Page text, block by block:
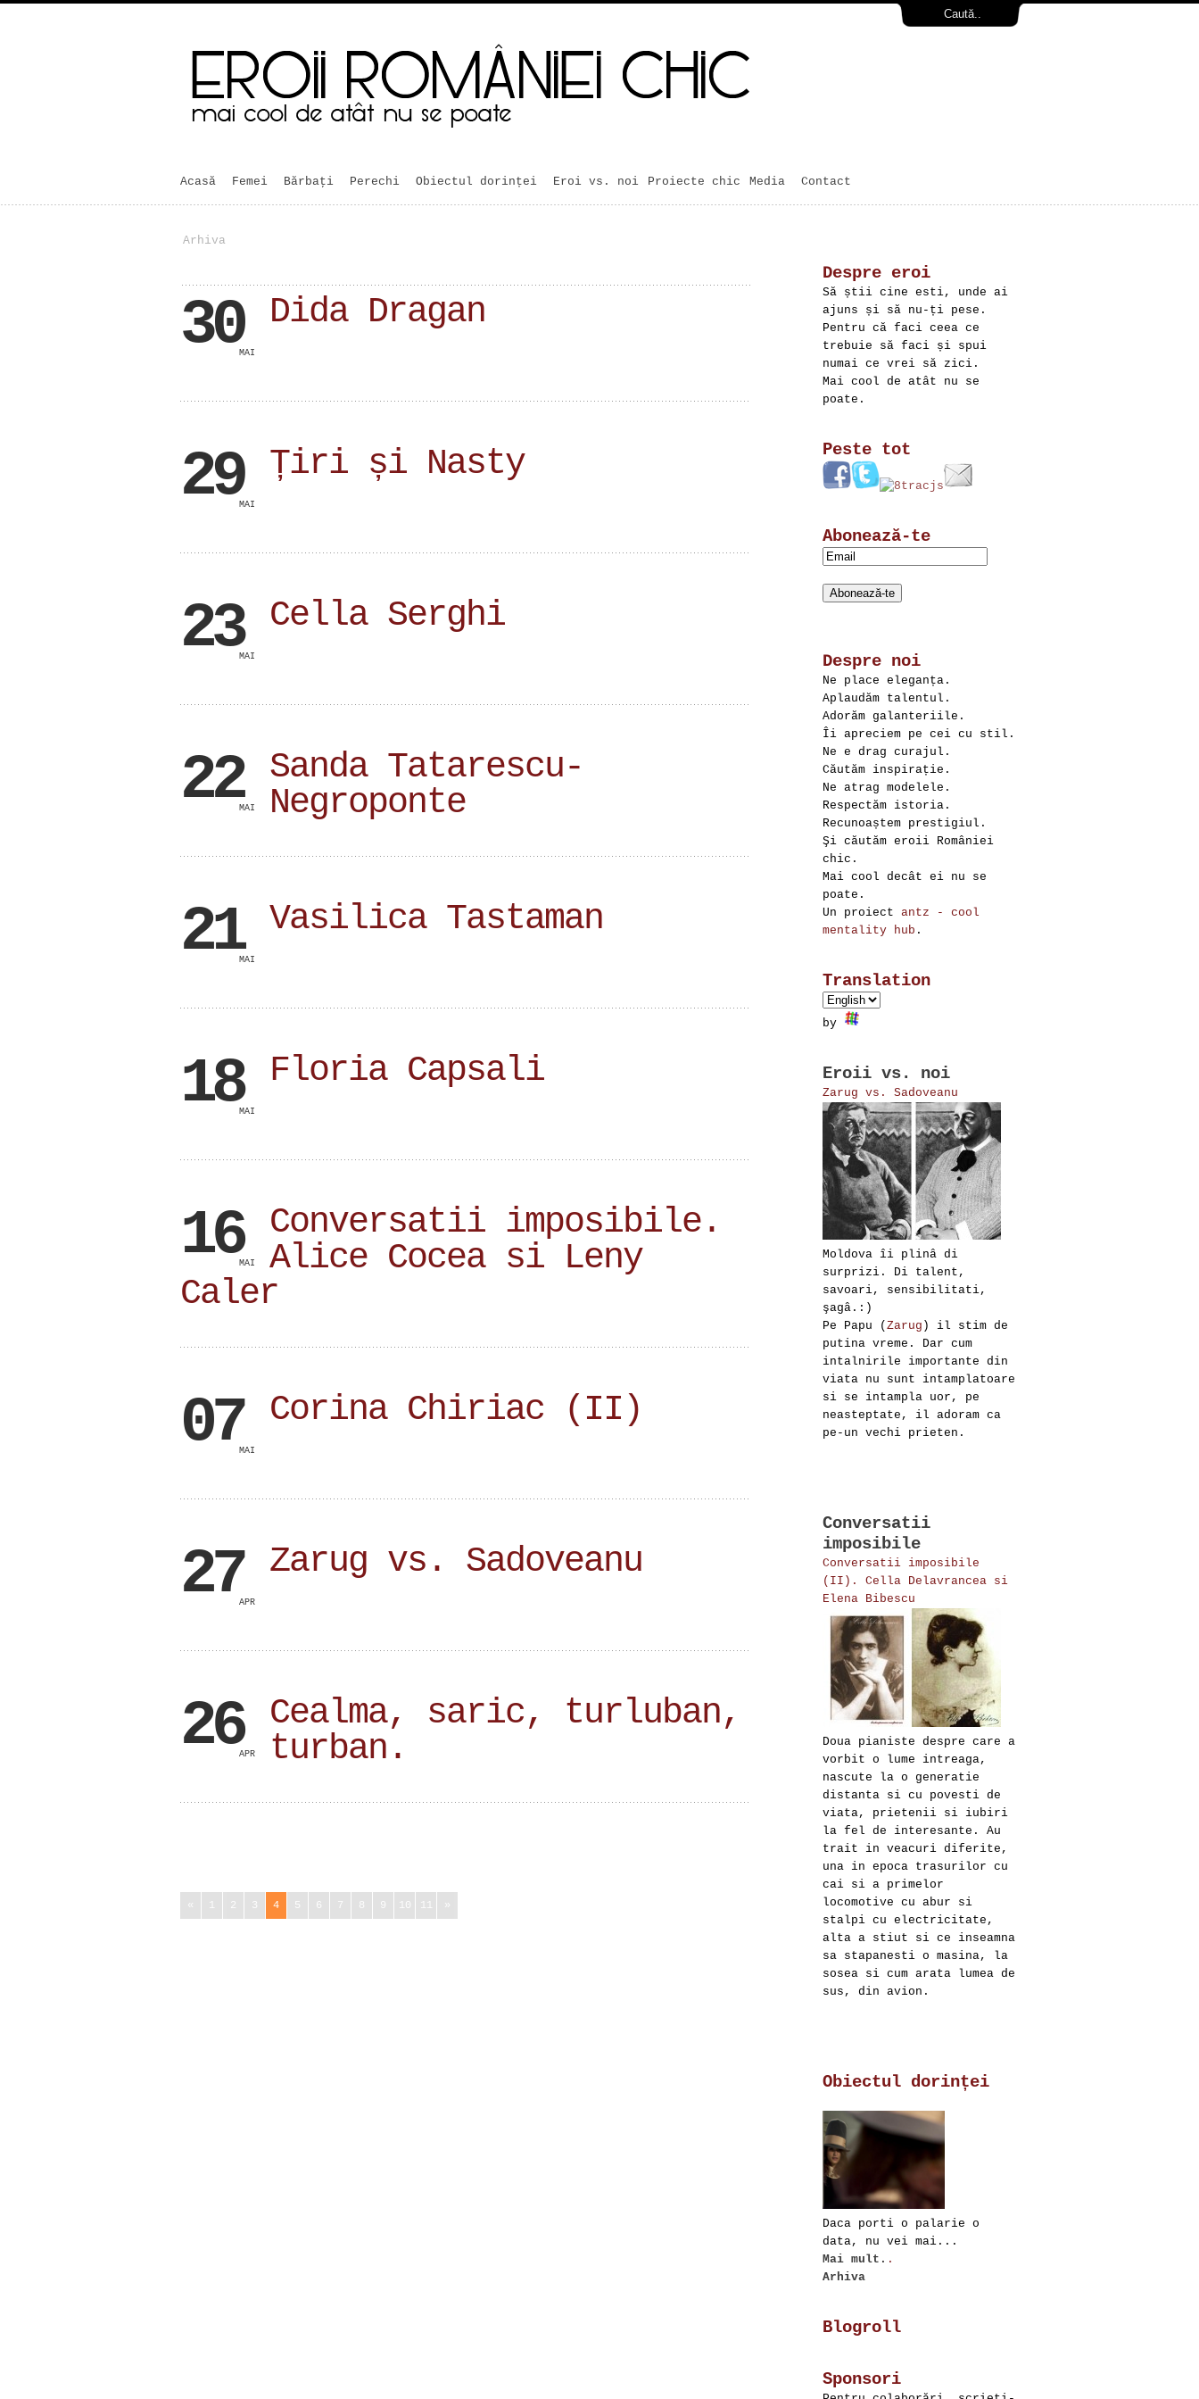
Acasă Femei Bărbaţi Perechi Obiectul dorinței Eroi vs. noi Proiecte chic Media Contact
Arhiva
30MAI
Dida Dragan
29MAI
Țiri și Nasty
23MAI
Cella Serghi
22MAI
Sanda Tatarescu-
Negroponte
21MAI
Vasilica Tastaman
18MAI
Floria Capsali
16MAI
Conversatii imposibile.
Alice Cocea si Leny
Caler
07MAI
Corina Chiriac (II)
27APR
Zarug vs. Sadoveanu
26APR
Cealma, saric, turluban,
turban.
« 1 2 3 4 5 6 7 8 9 10 11 »
Despre eroi
Să știi cine esti, unde ai
ajuns și să nu-ți pese.
Pentru că faci ceea ce
trebuie să faci și spui
numai ce vrei să zici.
Mai cool de atât nu se
poate.
Peste tot
Abonează-te
Despre noi
Ne place eleganța.
Aplaudăm talentul.
Adorăm galanteriile.
Îi apreciem pe cei cu stil.
Ne e drag curajul.
Căutăm inspirație.
Ne atrag modelele.
Respectăm istoria.
Recunoaștem prestigiul.
Şi căutăm eroii României
chic.
Mai cool decât ei nu se
poate.
Un proiect antz - cool
mentality hub .
Translation
by
Eroii vs. noi
Zarug vs. Sadoveanu
Moldova îi plinâ di
surprizi. Di talent,
savoari, sensibilitati,
şagâ.:)
Pe Papu ( Zarug ) il stim de
putina vreme. Dar cum
intalnirile importante din
viata nu sunt intamplatoare
si se intampla uor, pe
neasteptate, il adoram ca
pe-un vechi prieten.
Conversatii
imposibile
Conversatii imposibile
(II). Cella Delavrancea si
Elena Bibescu
Doua pianiste despre care a
vorbit o lume intreaga,
nascute la o generatie
distanta si cu povesti de
viata, prietenii si iubiri
la fel de interesante. Au
trait in veacuri diferite,
una in epoca trasurilor cu
cai si a primelor
locomotive cu abur si
stalpi cu electricitate,
alta a stiut si ce inseamna
sa stapanesti o masina, la
sosea si cum arata lumea de
sus, din avion.
Obiectul dorinței
Daca porti o palarie o
data, nu vei mai...
Mai mult. .
Arhiva
Blogroll
Sponsori